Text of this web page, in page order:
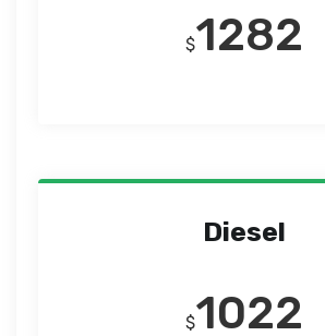
$1282
Diesel
$1022